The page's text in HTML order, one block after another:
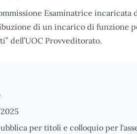
Esaminatrice incaricata
di un incarico di funzione
dell’UOC Provveditorato.
per titoli e colloquio per